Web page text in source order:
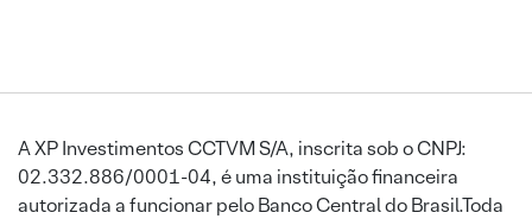
A XP Investimentos CCTVM S/A, inscrita sob o CNPJ:
02.332.886/0001-04, é uma instituição financeira
autorizada a funcionar pelo Banco Central do Brasil.Toda